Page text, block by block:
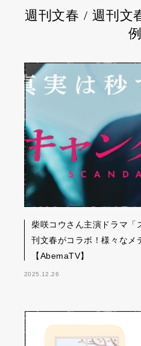
週刊文春 / 週刊文
例
柴咲コウさん主演ドラマ「
刊文春がコラボ！様々なメ
【AbemaTV】
2025.12.26